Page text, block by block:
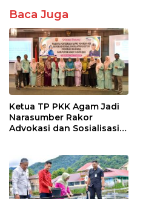
k
Baca Juga
Ketua TP PKK Agam Jadi
Narasumber Rakor
Advokasi dan Sosialisasi